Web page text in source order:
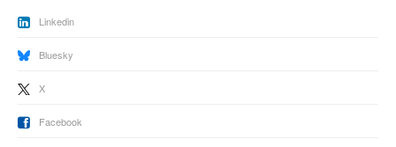
Linkedin
Bluesky
X
Facebook